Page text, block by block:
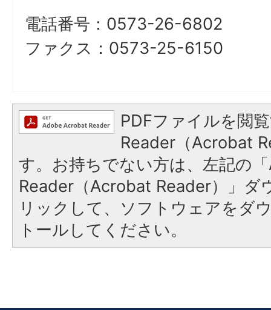
電話番号：0573-26-6802
ファクス：0573-25-6150
PDFファイルを閲
Reader（Acrobat
す。お持ちでない方は、左記の
Reader（Acrobat Reader）」ダ
リックして、ソフトウェアをダ
トールしてください。